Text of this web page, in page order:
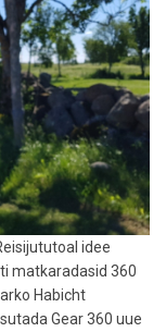
idee
matkaradasid 360
Habicht
Gear 360 uue